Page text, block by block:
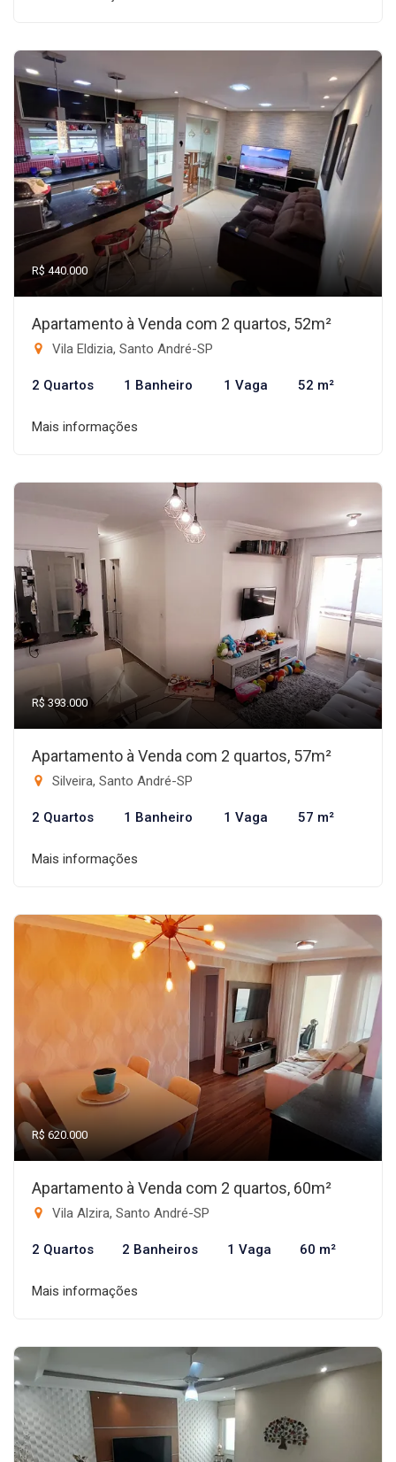
R$ 440.000
Apartamento à Venda com 2 quartos, 52m²
Vila Eldizia, Santo André-SP
2 Quartos 1 Banheiro 1 Vaga 52 m²
Mais informações
R$ 393.000
Apartamento à Venda com 2 quartos, 57m²
Silveira, Santo André-SP
2 Quartos 1 Banheiro 1 Vaga 57 m²
Mais informações
R$ 620.000
Apartamento à Venda com 2 quartos, 60m²
Vila Alzira, Santo André-SP
2 Quartos 2 Banheiros 1 Vaga 60 m²
Mais informações